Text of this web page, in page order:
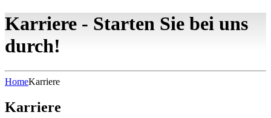
Karriere - Starten Sie bei uns
durch!
HomeKarriere
Karriere